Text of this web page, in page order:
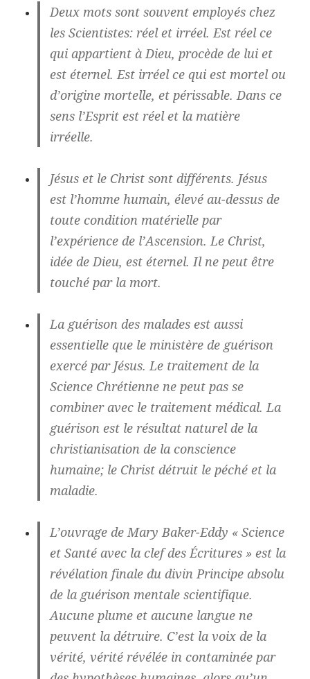
Deux mots sont souvent employés chez
les Scientistes: réel et irréel. Est réel ce
qui appartient à Dieu, procède de lui et
est éternel. Est irréel ce qui est mortel ou
d’origine mortelle, et périssable. Dans ce
sens l’Esprit est réel et la matière
irréelle.
Jésus et le Christ sont différents. Jésus
est l’homme humain, élevé au-dessus de
toute condition matérielle par
l’expérience de l’Ascension. Le Christ,
idée de Dieu, est éternel. Il ne peut être
touché par la mort.
La guérison des malades est aussi
essentielle que le ministère de guérison
exercé par Jésus. Le traitement de la
Science Chrétienne ne peut pas se
combiner avec le traitement médical. La
guérison est le résultat naturel de la
christianisation de la conscience
humaine; le Christ détruit le péché et la
maladie.
L’ouvrage de Mary Baker-Eddy « Science
et Santé avec la clef des Écritures » est la
révélation finale du divin Principe absolu
de la guérison mentale scientifique.
Aucune plume et aucune langue ne
peuvent la détruire. C’est la voix de la
vérité, vérité révélée in contaminée par